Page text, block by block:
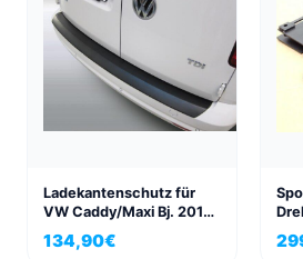
Ladekantenschutz für
VW Caddy/Maxi Bj. 2015-
2020 mit lackierter oder
schwarzer Stoßstange
134,90€